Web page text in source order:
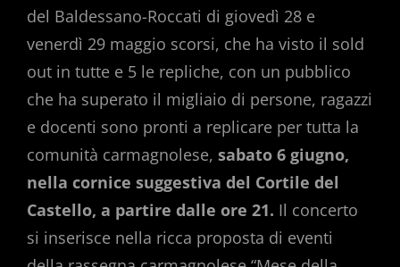
del Baldessano-Roccati di giovedì 28 e
venerdì 29 maggio scorsi, che ha visto il sold
out in tutte e 5 le repliche, con un pubblico
che ha superato il migliaio di persone, ragazzi
e docenti sono pronti a replicare per tutta la
comunità carmagnolese, sabato 6 giugno,
nella cornice suggestiva del Cortile del
Castello, a partire dalle ore 21. Il concerto
si inserisce nella ricca proposta di eventi